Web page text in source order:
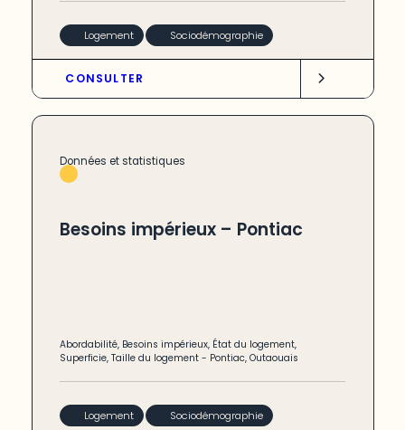
Logement Sociodémographie
CONSULTER
Données et statistiques
Besoins impérieux – Pontiac
Abordabilité, Besoins impérieux, État du logement,
Superficie,Taille du logement - Pontiac,Outaouais
Logement Sociodémographie